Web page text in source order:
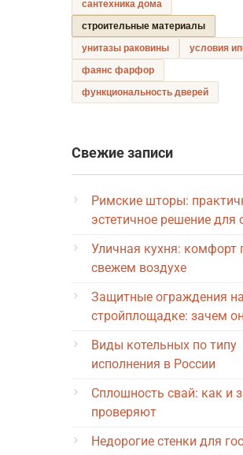
сантехника дома
строительные материалы
унитазы раковины
условия
фаянс фарфор
функциональность дверей
Свежие записи
Римские шторы:
эстетичное решение для
Уличная кухня: комфорт
свежем воздухе
Защитные ограждения на
стройплощадке: зачем
Виды котельных по типу
исполнения в России
Сплошность свай: как и
проверяют
Недорогие стенки для